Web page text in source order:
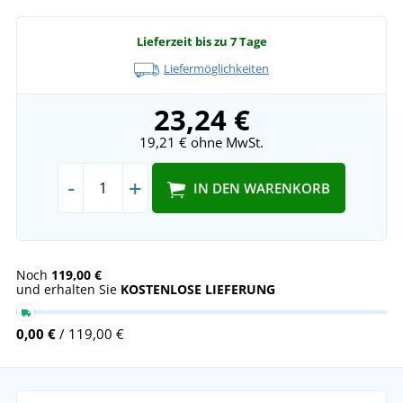
Lieferzeit bis zu 7 Tage
Liefermöglichkeiten
23,24 €
19,21 € ohne MwSt.
- + IN DEN WARENKORB
Noch 119,00 €
und erhalten Sie KOSTENLOSE LIEFERUNG
0,00 € / 119,00 €